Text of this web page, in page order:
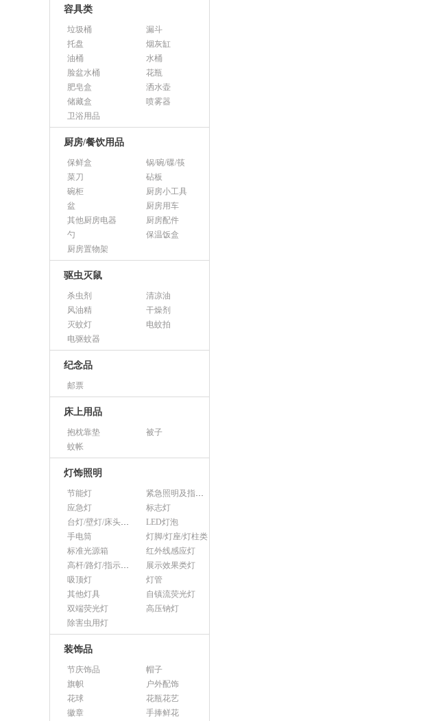
容具类
垃圾桶
漏斗
托盘
烟灰缸
油桶
水桶
脸盆水桶
花瓶
肥皂盒
洒水壶
储藏盒
喷雾器
卫浴用品
厨房/餐饮用品
保鲜盒
锅/碗/碟/筷
菜刀
砧板
碗柜
厨房小工具
盆
厨房用车
其他厨房电器
厨房配件
勺
保温饭盒
厨房置物架
驱虫灭鼠
杀虫剂
清凉油
风油精
干燥剂
灭蚊灯
电蚊拍
电驱蚊器
纪念品
邮票
床上用品
抱枕靠垫
被子
蚊帐
灯饰照明
节能灯
紧急照明及指示灯
应急灯
标志灯
台灯/壁灯/床头灯/落地灯
LED灯泡
手电筒
灯脚/灯座/灯柱类
标准光源箱
红外线感应灯
高杆/路灯/指示灯类
展示效果类灯
吸顶灯
灯管
其他灯具
自镇流荧光灯
双端荧光灯
高压钠灯
除害虫用灯
装饰品
节庆饰品
帽子
旗帜
户外配饰
花球
花瓶花艺
徽章
手捧鲜花